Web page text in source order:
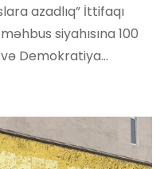
azadlıq” İttifaqı
siyahısına 100
və Demokratiya…